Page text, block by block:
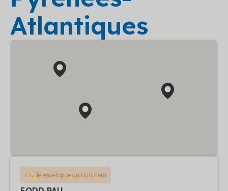
Atlantiques
Etude enveloppe du bâtiment